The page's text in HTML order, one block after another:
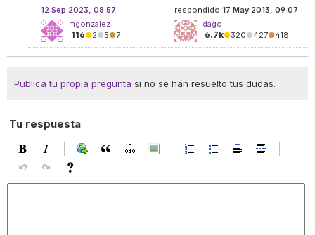
respondido 17 May 2013, 09:07
dago
6.7k●320●427●418
12 Sep 2023, 08:57
mgonzalez
116●2●5●7
Publica tu propia pregunta si no se han resuelto tus dudas.
Tu respuesta